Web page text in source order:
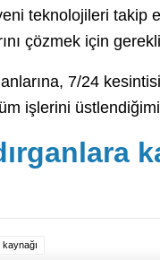
teknolojileri takip
çözmek için
7/24
işlerini